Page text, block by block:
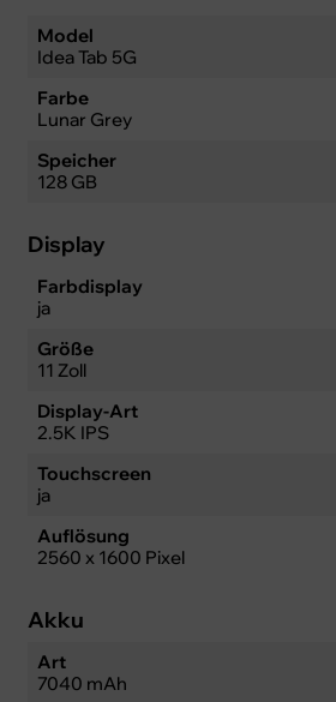
Model
Idea Tab 5G
Farbe
Lunar Grey
Speicher
128 GB
Display
Farbdisplay
ja
Größe
11 Zoll
Display-Art
2.5K IPS
Touchscreen
ja
Auflösung
2560 x 1600 Pixel
Akku
Art
7040 mAh